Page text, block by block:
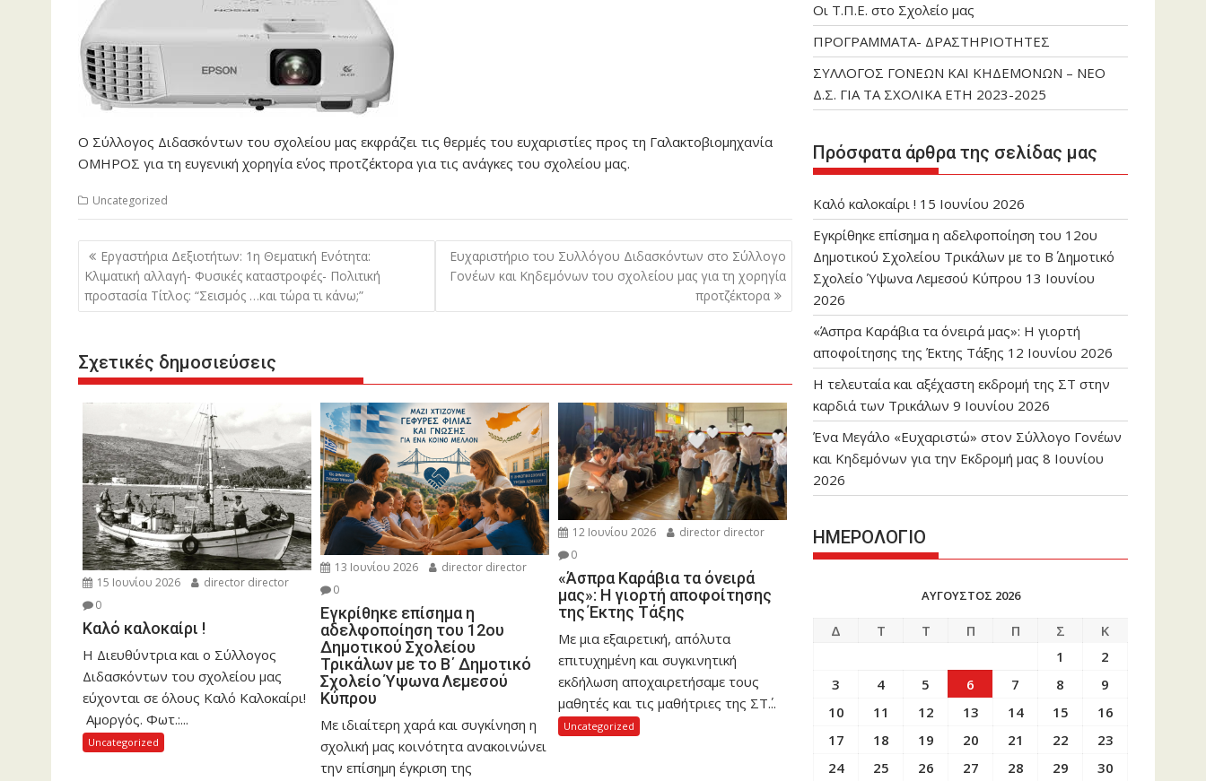
Ο Σύλλογος Διδασκόντων του σχολείου μας εκφράζει τις θερμές του ευχαριστίες προς τη Γαλακτοβιομηχανία
ΟΜΗΡΟΣ για τη ευγενική χορηγία ε΄νος προτζέκτορα για τις ανάγκες του σχολείου μας.
Uncategorized
Πλοήγηση
άρθρων
Εργαστήρια Δεξιοτήτων: 1η Θεματική Ενότητα:
Κλιματική αλλαγή- Φυσικές καταστροφές- Πολιτική
προστασία Τίτλος: “Σεισμός …και τώρα τι κάνω;”
Ευχαριστήριο του Συλλόγου Διδασκόντων στο Σύλλογο
Γονέων και Κηδεμόνων του σχολείου μας για τη χορηγία
προτζέκτορα
Σχετικές δημοσιεύσεις
15 Ιουνίου 2026
director director
0
Καλό καλοκαίρι !
Η Διευθύντρια και ο Σύλλογος
Διδασκόντων του σχολείου μας
εύχονται σε όλους Καλό Καλοκαίρι!
Αμοργός. Φωτ.:...
Uncategorized
13 Ιουνίου 2026
director director
0
Εγκρίθηκε επίσημα η
αδελφοποίηση του 12ου
Δημοτικού Σχολείου
Τρικάλων με το Β΄ Δημοτικό
Σχολείο Ύψωνα Λεμεσού
Κύπρου
Με ιδιαίτερη χαρά και συγκίνηση η
σχολική μας κοινότητα ανακοινώνει
την επίσημη έγκριση της
12 Ιουνίου 2026
director director
0
«Άσπρα Καράβια τα όνειρά
μας»: Η γιορτή αποφοίτησης
της Έκτης Τάξης
Με μια εξαιρετική, απόλυτα
επιτυχημένη και συγκινητική
εκδήλωση αποχαιρετήσαμε τους
μαθητές και τις μαθήτριες της ΣΤ΄...
Uncategorized
Οι Τ.Π.Ε. στο Σχολείο μας
ΠΡΟΓΡΑΜΜΑΤΑ- ΔΡΑΣΤΗΡΙΟΤΗΤΕΣ
ΣΥΛΛΟΓΟΣ ΓΟΝΕΩΝ ΚΑΙ ΚΗΔΕΜΟΝΩΝ – ΝΕΟ
Δ.Σ. ΓΙΑ ΤΑ ΣΧΟΛΙΚΑ ΕΤΗ 2023-2025
Πρόσφατα άρθρα της σελίδας μας
Καλό καλοκαίρι ! 15 Ιουνίου 2026
Εγκρίθηκε επίσημα η αδελφοποίηση του 12ου
Δημοτικού Σχολείου Τρικάλων με το Β΄ Δημοτικό
Σχολείο Ύψωνα Λεμεσού Κύπρου 13 Ιουνίου
2026
«Άσπρα Καράβια τα όνειρά μας»: Η γιορτή
αποφοίτησης της Έκτης Τάξης 12 Ιουνίου 2026
Η τελευταία και αξέχαστη εκδρομή της ΣΤ στην
καρδιά των Τρικάλων 9 Ιουνίου 2026
Ένα Μεγάλο «Ευχαριστώ» στον Σύλλογο Γονέων
και Κηδεμόνων για την Εκδρομή μας 8 Ιουνίου
2026
ΗΜΕΡΟΛΟΓΙΟ
ΑΎΓΟΥΣΤΟΣ 2026
Δ Τ Τ Π Π Σ
Κ
1
2
3
4 5 6 7 8
9
10
11 12 13 14 15
16
17
18 19 20 21 22
23
24
25 26 27 28 29
30